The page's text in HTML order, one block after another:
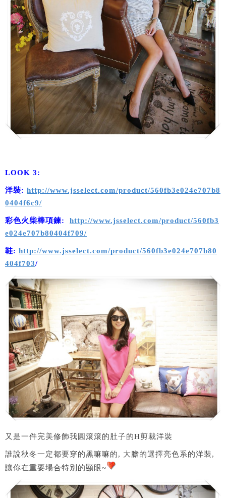
LOOK 3:
洋裝: http://www.jsselect.com/product/560fb3e024e707b8
0404f6c9/
彩色火柴棒項鍊: http://www.jsselect.com/product/560fb3
e024e707b80404f709/
鞋: http://www.jsselect.com/product/560fb3e024e707b80
404f703/
又是一件完美修飾我圓滾滾的肚子的H剪裁洋裝
誰說秋冬一定都要穿的黑嘛嘛的, 大膽的選擇亮色系的洋裝,
讓你在重要場合特別的顯眼~